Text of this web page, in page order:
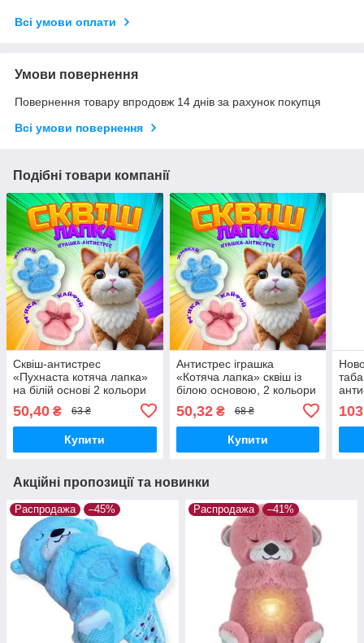
Всі умови оплати
Умови повернення
Повернення товару впродовж 14 днів за рахунок покупця
Всі умови повернення
Подібні товари компанії
Сквіш-антистрес
«Пухнаста котяча лапка»
на білій основі 2 кольори
50,40 ₴ 63 ₴
Купити
Антистрес іграшка
«Котяча лапка» сквіш із
білою основою, 2 кольори
50,32₴ 68 ₴
Купити
Акційні пропозиції та новинки
Распродажа –45% Распродажа –41%